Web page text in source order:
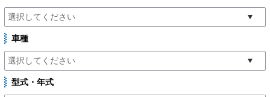
車種
型式・年式